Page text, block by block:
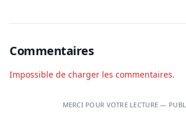
Commentaires
Impossible de charger les commentaires.
MERCI POUR VOTRE LECTURE —